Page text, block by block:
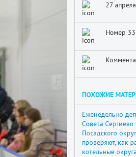
27
Номер
ПОХОЖИЕ
Еженедельно
Совета Сергиево-
Посадского
проверяют, как
котельные округа